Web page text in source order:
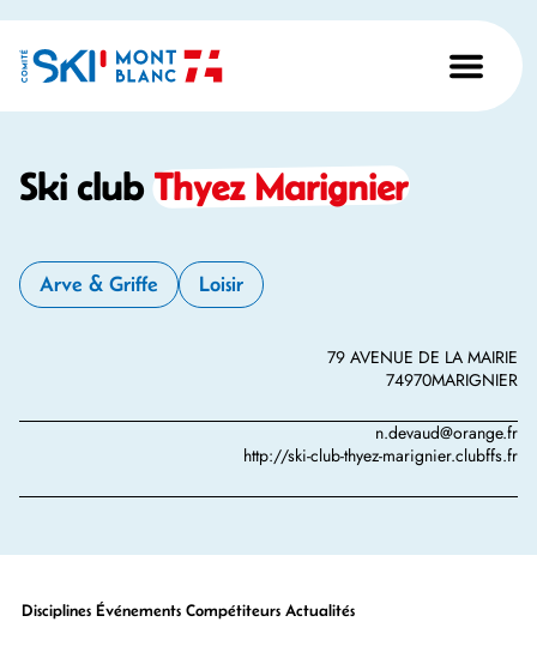
Ski clubThyez Marignier
Arve & Griffe Loisir
79 AVENUE DE LA MAIRIE
74970MARIGNIER
n.devaud@orange.fr
http://ski-club-thyez-marignier.clubffs.fr
Disciplines Événements Compétiteurs Actualités